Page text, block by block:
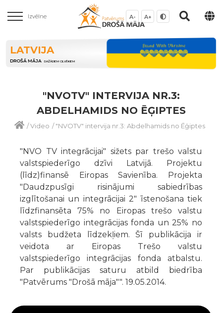
Izvēlne A- A+
LATVIJA
DROŠĀ MĀJA DAŽĀDIEM CILVĒKIEM
"NVOTV" INTERVIJA NR.3:
ABDELHAMIDS NO ĒĢIPTES
/Video /"NVOTV" intervija nr.3: Abdelhamids no Ēģiptes
"NVO TV integrācijai" sižets par trešo valstu
valstspiederīgo dzīvi Latvijā. Projektu
(līdz)finansē Eiropas Savienība. Projekta
"Daudzpusīgi risinājumi sabiedrības
izglītošanai un integrācijai 2" īstenošana tiek
līdzfinansēta 75% no Eiropas trešo valstu
valstspiederīgo integrācijas fonda un 25% no
valsts budžeta līdzekļiem. Šī publikācija ir
veidota ar Eiropas Trešo valstu
valstspiederīgo integrācijas fonda atbalstu.
Par publikācijas saturu atbild biedrība
"Patvērums "Drošā māja"". 19.05.2014.